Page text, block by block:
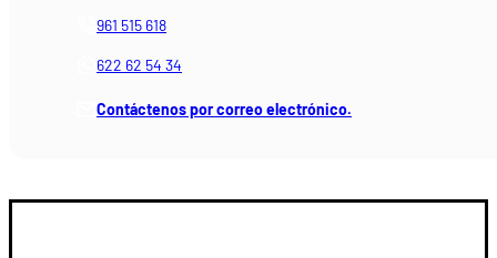
961 515 618
622 62 54 34
Contáctenos por correo electrónico.